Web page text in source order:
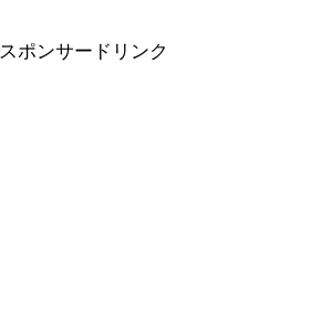
スポンサードリンク